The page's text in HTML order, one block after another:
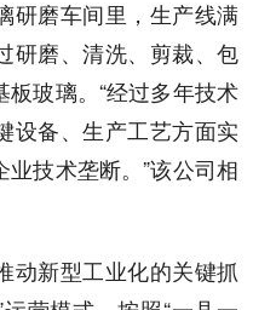
研磨车间里，生产线满
研磨、清洗、剪裁、包
玻璃。“经过多年技术
设备、生产工艺方面实
技术垄断。”该公司相
动新型工业化的关键抓